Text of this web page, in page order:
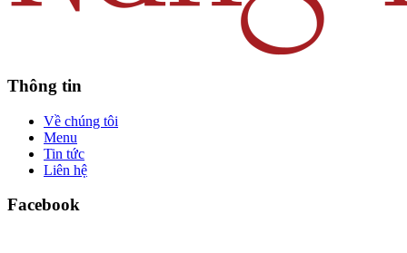
Thông tin
Về chúng tôi
Menu
Tin tức
Liên hệ
Facebook